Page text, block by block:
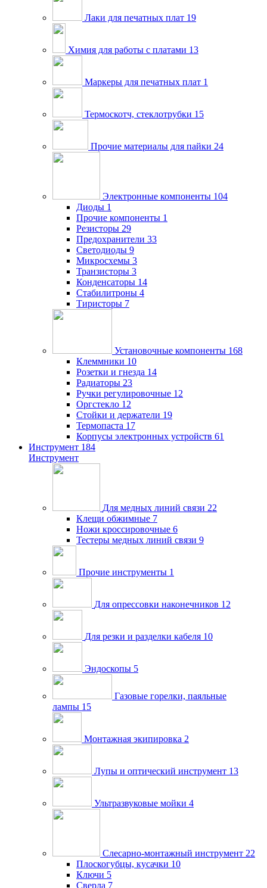
Лаки для печатных плат 19
Химия для работы с платами 13
Маркеры для печатных плат 1
Термоскотч, стеклотрубки 15
Прочие материалы для пайки 24
Электронные компоненты 104
Диоды 1
Прочие компоненты 1
Резисторы 29
Предохранители 33
Светодиоды 9
Микросхемы 3
Транзисторы 3
Конденсаторы 14
Стабилитроны 4
Тиристоры 7
Установочные компоненты 168
Клеммники 10
Розетки и гнезда 14
Радиаторы 23
Ручки регулировочные 12
Оргстекло 12
Стойки и держатели 19
Термопаста 17
Корпусы электронных устройств 61
Инструмент 184
Инструмент
Для медных линий связи 22
Клещи обжимные 7
Ножи кроссировочные 6
Тестеры медных линий связи 9
Прочие инструменты 1
Для опрессовки наконечников 12
Для резки и разделки кабеля 10
Эндоскопы 5
Газовые горелки, паяльные
лампы 15
Монтажная экипировка 2
Лупы и оптический инструмент 13
Ультразвуковые мойки 4
Слесарно-монтажный инструмент 22
Плоскогубцы, кусачки 10
Ключи 5
Сверла 7